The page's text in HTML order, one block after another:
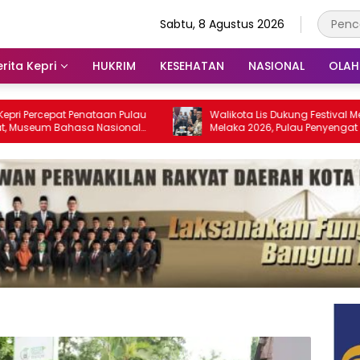
Sabtu, 8 Agustus 2026
Kepri HUKRIM KESEHATAN NASIONAL
Penataan Pulau
Nasional
Walikota Lis Dukung Festival Media Selat
Melaka 2026, Pulau Penyengat Disiapkan
Jadi Etalase Budaya Melayu